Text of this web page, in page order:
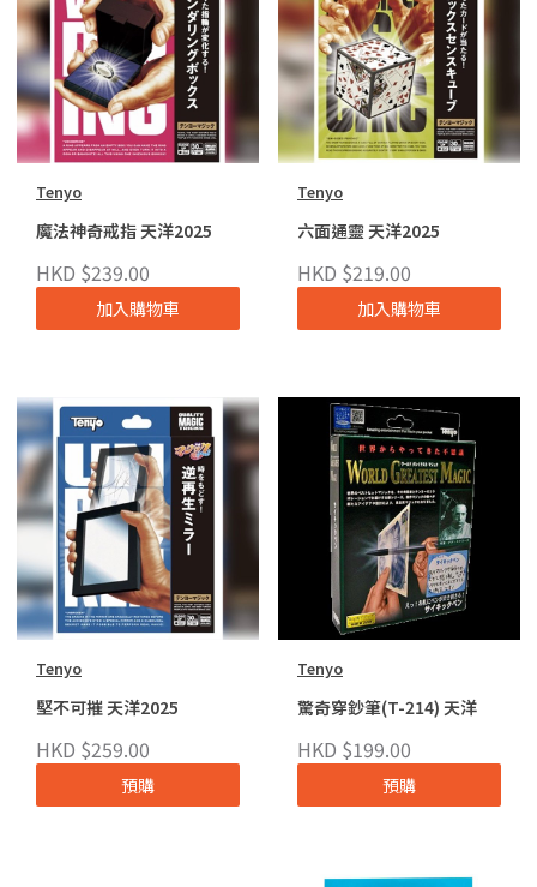
Tenyo
魔法神奇戒指 天洋2025
HKD $239.00
加入購物車
Tenyo
六面通靈 天洋2025
HKD $219.00
加入購物車
Tenyo
堅不可摧 天洋2025
HKD $259.00
預購
Tenyo
驚奇穿鈔筆(T-214) 天洋
HKD $199.00
預購